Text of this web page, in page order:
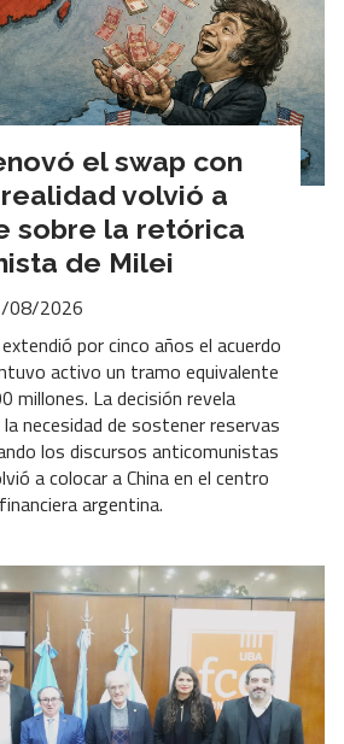
el swap con
realidad volvió a
sobre la retórica
de Milei
08/2026
por cinco años el acuerdo
activo un tramo equivalente
millones. La decisión revela
necesidad de sostener reservas
los discursos anticomunistas
a colocar a China en el centro
argentina.